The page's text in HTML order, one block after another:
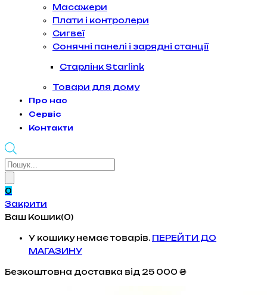
Масажери
Плати і контролери
Сигвеї
Сонячні панелі і зарядні станції
Старлінк Starlink
Товари для дому
Про нас
Сервіс
Контакти
Products
0
Закрити
Ваш Кошик(0)
У кошику немає товарів. ПЕРЕЙТИ ДО
МАГАЗИНУ
Безкоштовна доставка від 25 000 ₴